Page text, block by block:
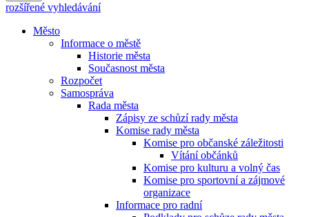
rozšířené vyhledávání
Město
Informace o městě
Historie města
Současnost města
Rozpočet
Samospráva
Rada města
Zápisy ze schůzí rady města
Komise rady města
Komise pro občanské záležitosti
Vítání občánků
Komise pro kulturu a volný čas
Komise pro sportovní a zájmové
organizace
Informace pro radní